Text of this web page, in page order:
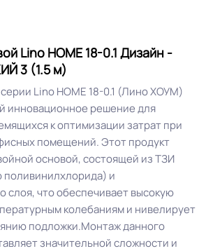
В3, Д3, Т3, РП2
21 кл.
Нормальная
Самый бюджетный вид с теплым
основанием ПВХ + текстиль
0.15 мм (150) мкм
Lino HOME 18-0.1 Дизайн -
3 (1.5 м)
Lino HOME 18-0.1 (Лино ХОУМ)
инновационное решение для
к оптимизации затрат при
помещений. Этот продукт
основой, состоящей из ТЗИ
поливинилхлорида) и
слоя, что обеспечивает высокую
колебаниям и нивелирует
подложки.Монтаж данного
значительной сложности и